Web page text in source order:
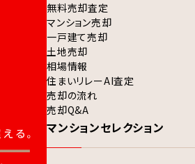
無料売却査定
マンション売却
一戸建て売却
土地売却
相場情報
住まいリレーAI査定
売却の流れ
売却Q&A
マンションセレクション